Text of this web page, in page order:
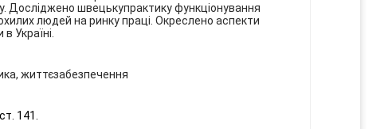
Досліджено швецькупрактику функціонування
людей на ринку праці. Окреслено аспекти
Україні.
життєзабезпечення
141.